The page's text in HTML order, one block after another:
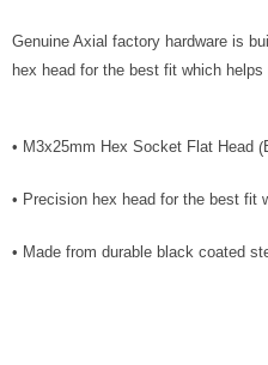
Genuine Axial factory hardware is
hex head for the best fit which helps
• M3x25mm Hex Socket Flat Head (
• Precision hex head for the best fit
• Made from durable black coated